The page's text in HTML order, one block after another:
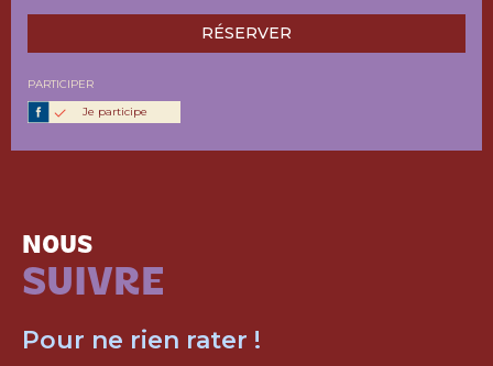
RÉSERVER
PARTICIPER
Je participe
NOUS
SUIVRE
Pour ne rien rater !